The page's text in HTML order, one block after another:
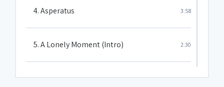
4. Asperatus 3:58
5. A Lonely Moment (Intro) 2:30
6. A Lonely Moment 5:51